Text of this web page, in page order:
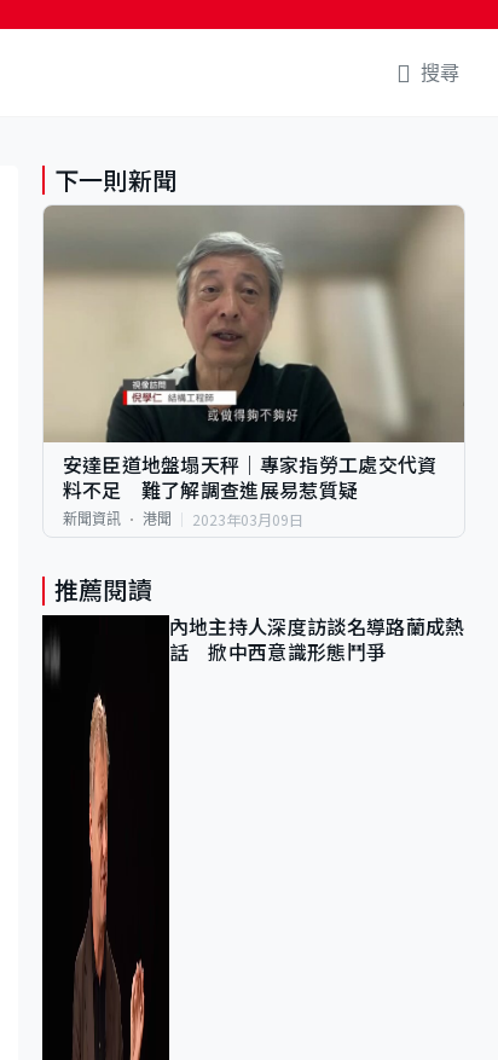
搜尋
下一則新聞
安達臣道地盤塌天秤｜專家指勞工處交代資
料不足 難了解調查進展易惹質疑
新聞資訊 港聞 2023年03月09日
推薦閱讀
內地主持人深度訪談名導路蘭成熱
話 掀中西意識形態鬥爭